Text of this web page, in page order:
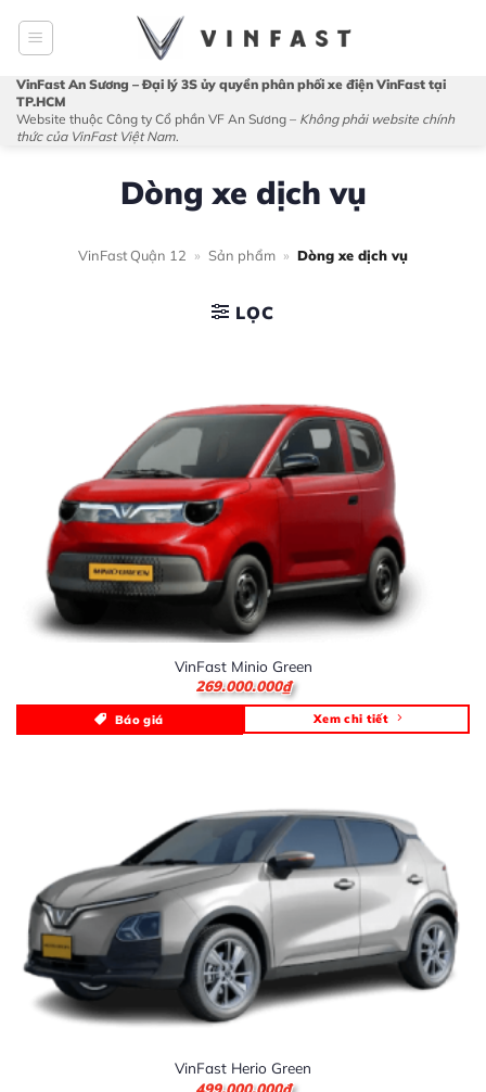
qua
dung
VinFast An Sương – Đại lý 3S ủy quyền phân phối xe điện VinFast tại
TP.HCM
Website thuộc Công ty Cổ phần VF An Sương – Không phải website chính
thức của VinFast Việt Nam.
Dòng xe dịch vụ
VinFast Quận 12 » Sản phẩm » Dòng xe dịch vụ
LỌC
VinFast Minio Green
269.000.000₫
Báo giá Xem chi tiết
VinFast Herio Green
499.000.000₫